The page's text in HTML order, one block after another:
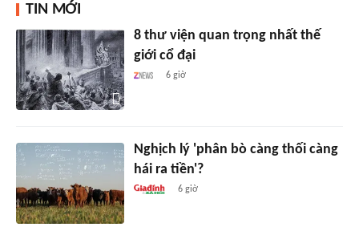
TIN MỚI
8 thư viện quan trọng nhất thế
giới cổ đại
6 giờ
Nghịch lý 'phân bò càng thối càng
hái ra tiền'?
6 giờ